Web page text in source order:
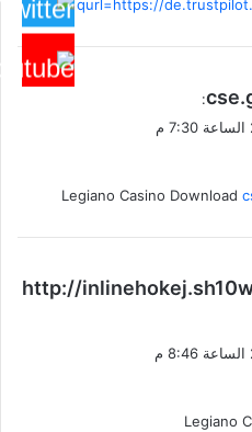
qurl=https://
:
Legiano Casino Download
http://
Legiano